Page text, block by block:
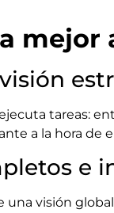
mejor
tareas:
a la hora de
e
visión